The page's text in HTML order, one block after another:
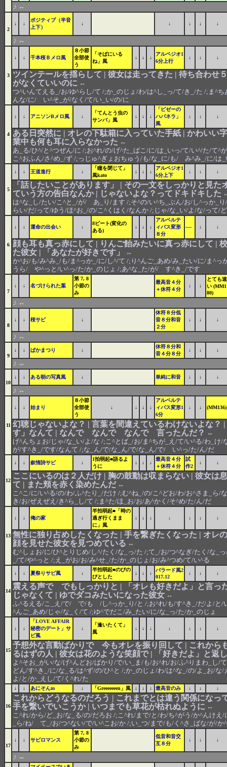
♪ ⇔
2
↓ ↓
ポジティブ（半音
上下）
↓ ↓ ↓ ↓ ↓
♪ ⇔
3
↓ ↓ 千本桜Ｂメロ風
８小節
全部使
う
「そばにいる
ね」風
↓ ↓ ↓
アルペジオ1
6分上行
↓ ↓ ↓
ツインテールを揺らして | 彼女は走ってきた | 待ち合わせ
がなくていいのに ⇔
つ^いんてえる_/お/ゆ^らし/て /;か_のじょ/わ/は^し_っ/て/き_/た /;ま^ち
んな/に/ い^そ_が/なく/て/い_い/の/に
4
↓ ↓ アニソンBメロ風 ↓
「てんとう虫の
サンバ」風
↓ ↓ ↓
「ビゼーの
ハバネラ」
風
↓ ↓ ↓
ある日突然に | オレの下駄箱に入っていた手紙 | かわいい
業中も何も耳に入らなかった ⇔
あ_る/ひ^/と^つぜん/に /;お^れ/の/げ^た_ばこ/に/は_いっ/て/い^/た/て^
こ^おふん/さ^め_/ず /;っじゅ^ぎょおちゅう/も/な_に/も/ み^み_/に/は
5
↓ ↓ 王道進行 ↓
「瞳を閉じて」
風kato
↓ ↓ ↓
アルペジオ1
6分上下
↓ ↓ ↓
「話したいことがあります」 | その一文をしっかりと見た
ていう方の告白なんか | じゃないよな？ってドキドキした
は^な_し/たい/こ^と_/が/ あ_り/ます /;そ^の/い^ち_ぶん/お/し^っか_
らい/だ/って/ゆう/ほ^お_/の/こ^くはく/なんか /;じゃ/な_い/よ/な/って/
6
↓ ↓ 運命の出会い ↓
8ビート(変化の
ある)
↓ ↓ ↓
アルベルテ
ィバス変形
８分
---- ↓ ↓
顔も耳も真っ赤にして | りんご飴みたいに真っ赤にして |
た彼女 | 「あなたが好きです」
⇔
か^お/も/み^み_/も/ま^っか_/に/し^/て /;り^んご_あめ/み_たい/に/ま^っ
うら/ や^っと/い^っ/た/か_のじょ /;あ^な_た/が/ す^き_/です
7
↓ ↓ 名づけられた葉
第 7, 8
小節の
み
最高音４分
＋休符４分
↓ ↓
とても速
い (MM1
80)
♪ ⇔
8
↓ ↓ 桜サビ ↓
休符８分低
音８分和音
２分
↓ ↓ ↓
♪ ⇔
9
↓ ↓ ぱかまつり ↓
休符８分和
音４分８分
↓ ↓ ↓
♪ ⇔
10
↓ ↓ ある朝の写真風 ↓ 単純に和音 ↓ ↓ ↓
♪ ⇔
11
↓ ↓ 始まり
８小節
全部使
う
↓ ↓ ↓ ↓
アルベルテ
ィバス変形1
6分
↓ ↓ (MM136)
幻聴じゃないよな？ | 言葉を間違えているわけないよな？
す」なんて | なんで なんで なんで 言ったんだ？ ⇔
げ^んちょお/じゃ/な_い/よ/な /;こ^とば_/お/ま^ちが_え/て/い^る/わ_け/
が/す^き_/です/なんて /;な_ん/で/な_ん/で/な_ん/で/ い^っ/た/ん/だ
12
↓ ↓ 叙情詩サビ ↓
1拍弱起■語るよ
うに
↓ ↓ ↓
最高音４分
＋休符４分
試
作2
↓ ↓
ここにいるのは２人だけ | 胸の鼓動は収まらない | 彼女は
て | また頬を赤く染めたんだ ⇔
こ^こ/に/い^る/の/わ/ふ^たり_/だけ /;む^ね_/の/こ^どお/わ/お^さま_ら/
き/お/ぜえぜえ/き^ら_し/て /;ま^た/ほ_お/お/あ^かく/そ^め/た/ん/だ
13
↓ ↓ 俺の家 ↓
半拍弱起■「時の
過ぎ行くまま
に」風
↓ ↓ ↓ ↓ ↓ ↓ ↓
無性に独り占めしたくなった | 手を繋ぎたくなった | オレ
顔を見せた彼女を見つめている ⇔
む^しょお/に/ひ^とりじめ/し^/たく/な_っ/た /;て_/お/つ^なぎ/たく/な_
_/て/や^っと /;え_がお/お/み^せ_/た/か_のじょ/お/み^つめ/て/い^る
14
↓ ↓ 夏祭りサビ風 ↓
半拍弱起■のびの
びとした
↓ ↓ ↓
バラード風2
017.12
↓ ↓ ↓
震える声で でもしっかりと | 「オレも好きだよ」と言っ
じゃなくて | ゆでダコみたいになった彼女 ⇔
ふ^るえる/こ_え/で/ で/も /し^っか_り/と /;お^れ/も/す^き_/だ/よ/と/
^んご_あめ/じゃ/な_く/て /;ゆ^でだこ/み_たい/に/な_っ/た/か_のじょ
15
↓ ↓
「LOVE AFFAIR
秘密のデート」サ
ビ風
↓
「逢いたくて」
風
↓ ↓ ↓ ↓ ↓ ↓ ↓
予想外な言動ばかりで 今もオレを振り回して | これから
るはずの人 | 彼女は花のような笑顔で | 「好きだよ」と返
よ^そお_がい/な/げ^んどお/ばかり/で/い_ま/も/お^れ/お/ふ^りまわ_し/
どん/す^き_/に/な_る/は^ず/の/ひ^と /;か_のじょ/わ/は^な_/の/よ_お/な/
よ/と/か_えし/て/く^れ/た
16
↓ ↓ あにそんm ↓ 「Greeeeeeen」風 ↓ ↓ ↓ 最高音のみ ↓ ↓ ↓
これからどうなるのだろう | これまでとは違う関係にな
手を繋いでいこうか | いつまでも草花が枯れぬように ⇔
こ^れ/から/ど_お/な_る/の/だろお /;こ^れ/まで/と/わ/ち^がう/か^んけ
_ら/ね/ て_/お/つ^ない/で/い^こお/か /;い_つ/まで/も/く^さ_ばな/が/か
17
↓ ↓ サビロマンス
第 7, 8
小節の
み
低音和音交
互８分
↓ ↓ ↓
♪ ⇔